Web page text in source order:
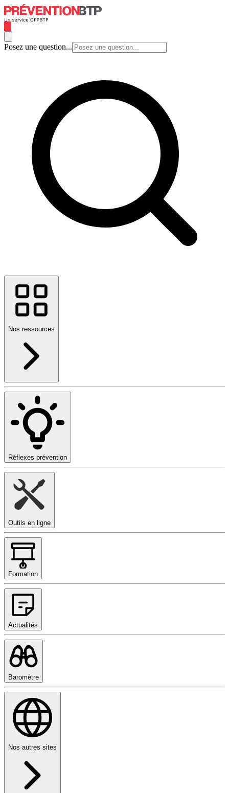
Posez une question...
Nos ressources
Réflexes prévention
Outils en ligne
Formation
Actualités
Baromètre
Nos autres sites